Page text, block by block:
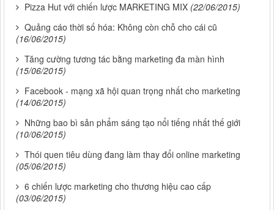
Pizza Hut với chiến lược MARKETING MIX (22/06/2015)
Quảng cáo thời số hóa: Không còn chỗ cho cái cũ
(16/06/2015)
Tăng cường tương tác bằng marketing đa màn hình
(15/06/2015)
Facebook - mạng xã hội quan trọng nhất cho marketing
(14/06/2015)
Những bao bì sản phẩm sáng tạo nổi tiếng nhất thế giới
(10/06/2015)
Thói quen tiêu dùng đang làm thay đổi online marketing
(05/06/2015)
6 chiến lược marketing cho thương hiệu cao cấp
(03/06/2015)